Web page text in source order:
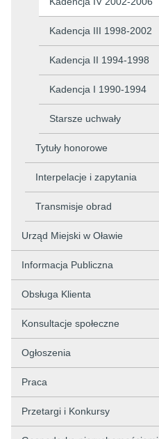
Kadencja III 1998-2002
Kadencja II 1994-1998
Kadencja I 1990-1994
Starsze uchwały
Tytuły honorowe
Interpelacje i zapytania
Transmisje obrad
Urząd Miejski w Oławie
Informacja Publiczna
Obsługa Klienta
Konsultacje społeczne
Ogłoszenia
Praca
Przetargi i Konkursy